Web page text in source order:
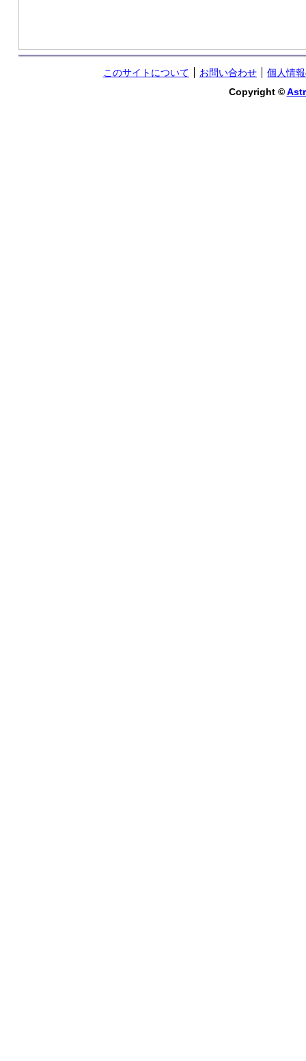
このサイトについて お問い合わせ
個人情
Copyright ©